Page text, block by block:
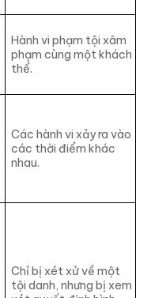
Hành vi phạm tội xâm
phạm cùng một khách
thể.
Các hành vi xảy ra vào
các thời điểm khác
nhau.
Chỉ bị xét xử về một
tội danh, nhưng bị xem